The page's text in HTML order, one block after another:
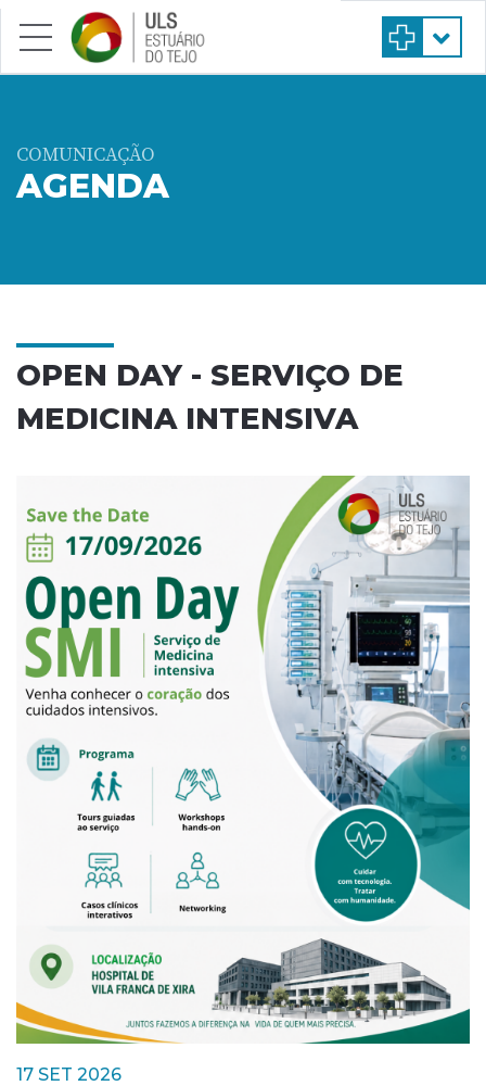
Saltar para conteúdo principal
COMUNICAÇÃO
AGENDA
OPEN DAY - SERVIÇO DE
MEDICINA INTENSIVA
17 SET 2026